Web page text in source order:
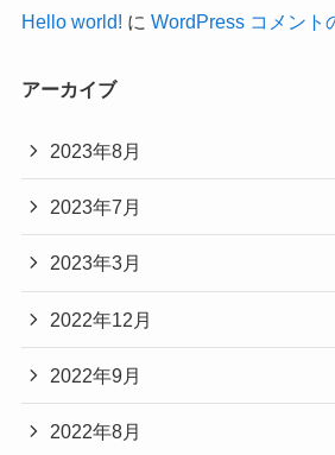
Hello world! に WordPress コメント
アーカイブ
2023年8月
2023年7月
2023年3月
2022年12月
2022年9月
2022年8月